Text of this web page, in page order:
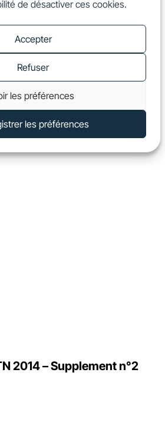
de désactiver ces cookies.
Accepter
Refuser
les préférences
les préférences
2014 – Supplement n°2